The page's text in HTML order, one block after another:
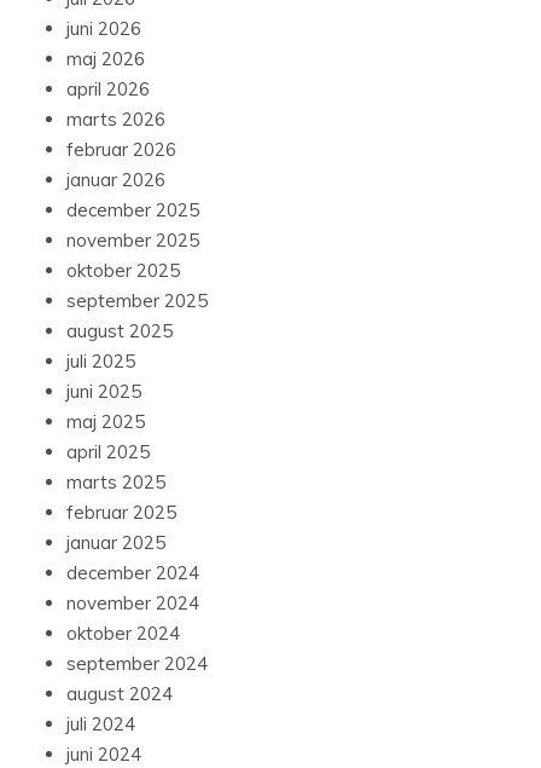
juni 2026
maj 2026
april 2026
marts 2026
februar 2026
januar 2026
december 2025
november 2025
oktober 2025
september 2025
august 2025
juli 2025
juni 2025
maj 2025
april 2025
marts 2025
februar 2025
januar 2025
december 2024
november 2024
oktober 2024
september 2024
august 2024
juli 2024
juni 2024